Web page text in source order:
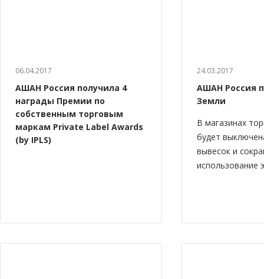
06.04.2017
АШАН Россия получила 4
награды Премии по
собственным торговым
маркам Private Label Awards
(by IPLS)
24.03.2017
АШАН Россия
Земли
В магазинах
будет
вывесок и
использование